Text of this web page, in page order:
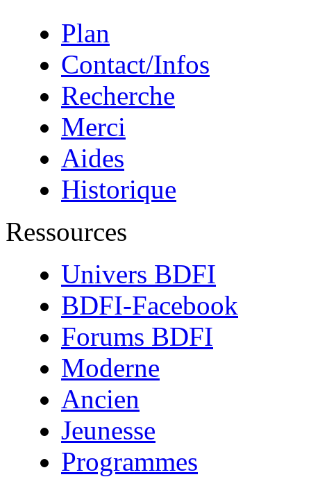
Plan
Contact/Infos
Recherche
Merci
Aides
Historique
Ressources
Univers BDFI
BDFI-Facebook
Forums BDFI
Moderne
Ancien
Jeunesse
Programmes